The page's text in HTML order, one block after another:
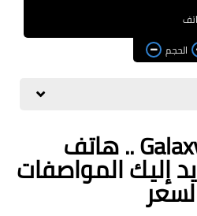
مراجعات
الربح من الانترنت
ذكاء اصطناعي
الحجم
Galaxy M42 5G .. هاتف
إليك المواصفات